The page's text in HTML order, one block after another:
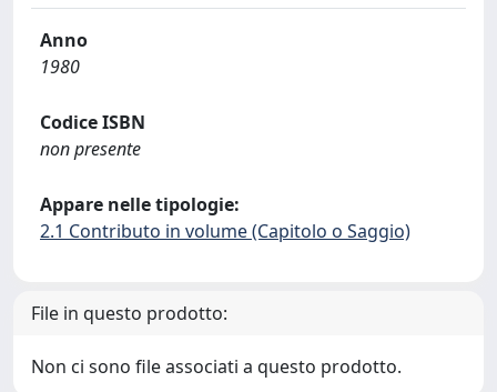
Anno
1980
Codice ISBN
non presente
Appare nelle tipologie:
2.1 Contributo in volume (Capitolo o Saggio)
File in questo prodotto:
Non ci sono file associati a questo prodotto.